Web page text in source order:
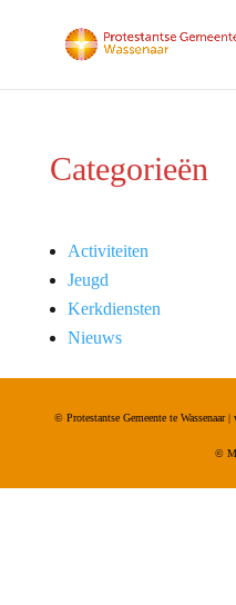
Categorieën
Activiteiten
Jeugd
Kerkdiensten
Nieuws
© Protestantse Gemeente te Wassenaar
©